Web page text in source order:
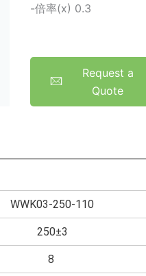
-倍率(x) 0.3
Request a
Quote
WWK03-250-110
250±3
8